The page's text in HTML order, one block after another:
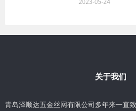
2023-05-24
关于我们
青岛泽顺达五金丝网有限公司多年来一直